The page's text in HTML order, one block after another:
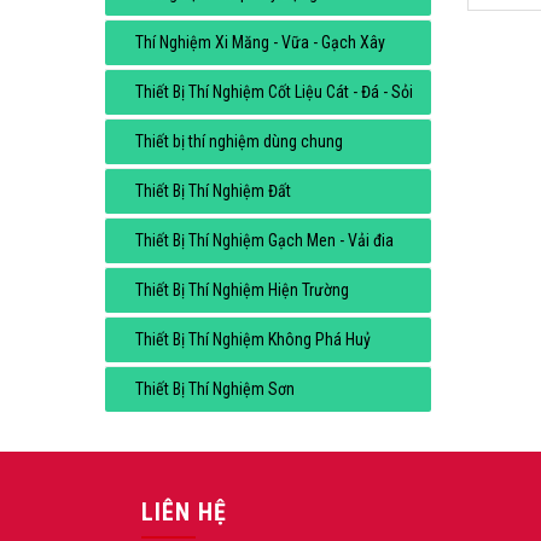
Thí Nghiệm Xi Măng - Vữa - Gạch Xây
Thiết Bị Thí Nghiệm Cốt Liệu Cát - Đá - Sỏi
Thiết bị thí nghiệm dùng chung
Thiết Bị Thí Nghiệm Đất
Thiết Bị Thí Nghiệm Gạch Men - Vải đia
Thiết Bị Thí Nghiệm Hiện Trường
Thiết Bị Thí Nghiệm Không Phá Huỷ
Thiết Bị Thí Nghiệm Sơn
LIÊN HỆ